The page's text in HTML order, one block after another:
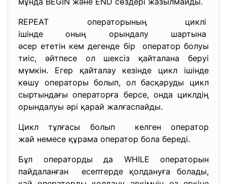
REPEAT операторының циклі
ішінде оның орындалу шартына
әсер ететін кем дегенде бір оператор болуы
тиіс, әйтпесе ол шексіз қайталана беруі
мүмкін. Егер қайталау кезінде цикл ішінде
көшу операторы болып, ол басқаруды цикл
сыртындағы операторға берсе, онда циклдің
орындалуы әрі қарай жалғаспайды.
Цикл тұлғасы болып келген оператор
жай немесе құрама оператор бола береді.
Бұл операторды да WHILE операторын
пайдаланған есептерде қолдануға болады,